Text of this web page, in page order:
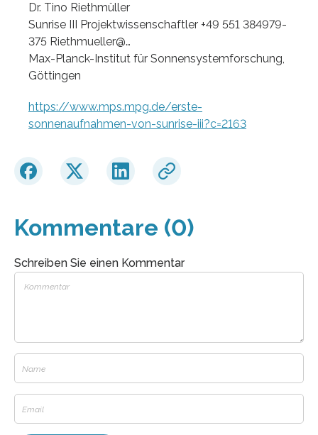
Dr. Tino Riethmüller
Sunrise III Projektwissenschaftler +49 551 384979-
375 Riethmueller@…
Max-Planck-Institut für Sonnensystemforschung,
Göttingen
https://www.mps.mpg.de/erste-
sonnenaufnahmen-von-sunrise-iii?c=2163
Kommentare (0)
Schreiben Sie einen Kommentar